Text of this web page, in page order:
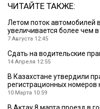
ЧИТАЙТЕ ТАКЖЕ:
Летом поток автомобилей
увеличивается более чем в
7 Августа 12:45
Сдать на водительские
14 Апреля 12:55
В Казахстане утвердили
регистрационных номеров
10 Марта 10:59
В Актау 8 марта проезд в